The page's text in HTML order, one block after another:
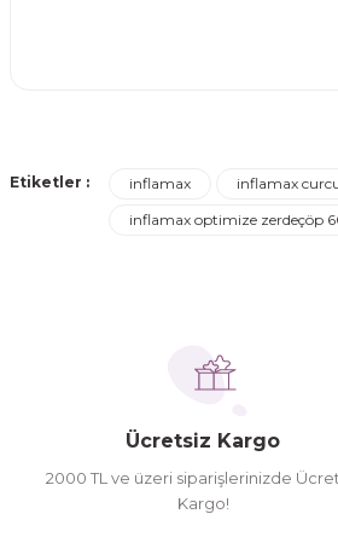
Bu ürüne benzer farklı
Hamit Çakıcı | 15/04/2026
Hamit Çakıcı | 15/04/2026
Etiketler : inflamax inflamax
inflamax optimize zerdeçöp
Ücretsiz Kargo
2000 TL ve üzeri siparişlerinizde
Kargo!